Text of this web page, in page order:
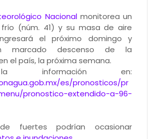
Nacionalmonitorea un
(núm. 41) y su masa de aire
el próximo domingo y
marcado descenso de la
el país, la próxima semana.
información en:
es/pronosticos/pr
pronostico-extendido-a-96-
fuertes podrían ocasionar